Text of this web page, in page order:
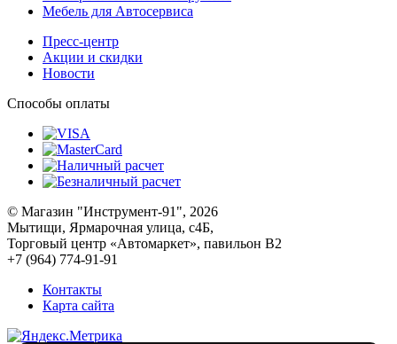
Мебель для Автосервиса
Пресс-центр
Акции и скидки
Новости
Способы оплаты
© Магазин "Инструмент-91", 2026
Мытищи, Ярмарочная улица, с4Б,
Торговый центр «Автомаркет», павильон В2
+7 (964) 774-91-91
Контакты
Карта сайта